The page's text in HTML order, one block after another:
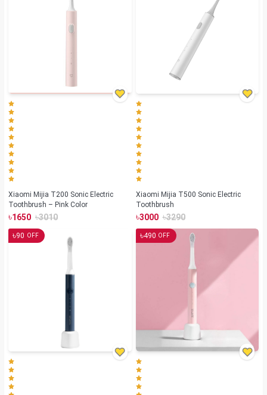
Xiaomi Mijia T200 Sonic Electric
Toothbrush – Pink Color
৳1650 ৳3010
Xiaomi Mijia T500 Sonic Electric
Toothbrush
৳3000 ৳3290
৳90 OFF ৳490 OFF